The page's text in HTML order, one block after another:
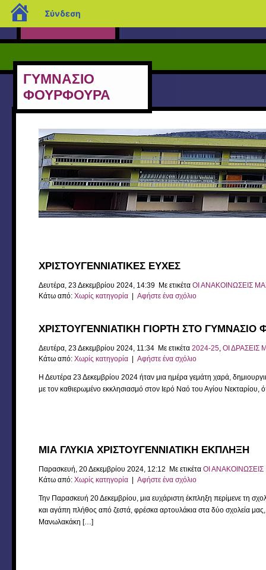
blogs.sch.gr
Σύνδεση
ΓΥΜΝΑΣΙΟ
ΦΟΥΡΦΟΥΡΑ
ΧΡΙΣΤΟΥΓΕΝΝΙΑΤΙΚΕΣ ΕΥΧΕΣ
Δευτέρα, 23 Δεκεμβρίου 2024, 14:39 Με ετικέτα ΟΙ ΑΝΑΚΟΙΝΩΣΕΙΣ
Κάτω από: Χωρίς κατηγορία| Αφήστε ένα σχόλιο
ΧΡΙΣΤΟΥΓΕΝΝΙΑΤΙΚΗ ΓΙΟΡΤΗ ΣΤΟ
Δευτέρα, 23 Δεκεμβρίου 2024, 11:34 Με ετικέτα 2024-25, ΟΙ ΔΡΑΣΕΙΣ
Κάτω από: Χωρίς κατηγορία| Αφήστε ένα σχόλιο
Η Δευτέρα 23 Δεκεμβρίου 2024 ήταν μια ημέρα γεμάτη χαρά,
με τον καθιερωμένο εκκλησιασμό στον Ιερό Ναό του Αγίου
ΜΙΑ ΓΛΥΚΙΑ ΧΡΙΣΤΟΥΓΕΝΝΙΑΤΙΚΗ ΕΚΠΛΗΞΗ
Παρασκευή, 20 Δεκεμβρίου 2024, 12:12 Με ετικέτα ΟΙ
Κάτω από: Χωρίς κατηγορία| Αφήστε ένα σχόλιο
Την Παρασκευή 20 Δεκεμβρίου, μια ευχάριστη έκπληξη περίμενε τη
και αγάπη πλήθος από ζεστά, φρέσκα αρτουλάκια στα δύο σχολεία
Μανωλακάκη […]